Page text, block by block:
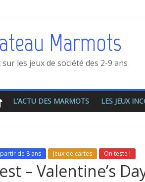
Marmots
les jeux de société des 2-9 ans
L’ACTU DES MARMOTS LES JEUX
de 8 ans Jeux de cartes On teste !
– Valentine’s